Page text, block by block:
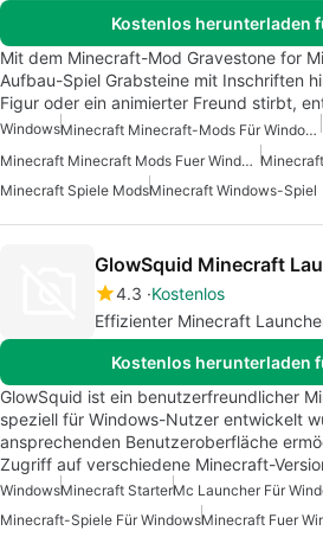
Kostenlos herunterladen
Mit dem Minecraft-Mod Gravestone for
Aufbau-Spiel Grabsteine mit Inschriften
Figur oder ein animierter Freund stirbt,
Windows
Minecraft Minecraft-Mods Für Windows Kostenlos
Minecraft Minecraft Mods Fuer Windows
Minecraft Spiele ModsMinecraft Windows-Spiel
GlowSquid Minecraft
4.3 Kostenlos
Effizienter Minecraft
Kostenlos herunterladen
GlowSquid ist ein benutzerfreundlicher
speziell für Windows-Nutzer entwickelt
ansprechenden Benutzeroberfläche
Zugriff auf verschiedene Minecraft-
WindowsMinecraft StarterMc Launcher Für
Minecraft-Spiele Für WindowsMinecraft Fuer